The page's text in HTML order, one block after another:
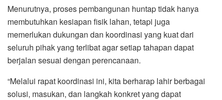
Menurutnya, proses pembangunan huntap tidak hanya
membutuhkan kesiapan fisik lahan, tetapi juga
memerlukan dukungan dan koordinasi yang kuat dari
seluruh pihak yang terlibat agar setiap tahapan dapat
berjalan sesuai dengan perencanaan.
“Melalui rapat koordinasi ini, kita berharap lahir berbagai
solusi, masukan, dan langkah konkret yang dapat